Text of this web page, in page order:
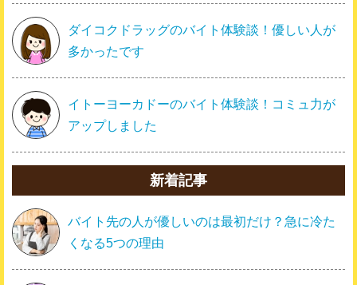
ダイコクドラッグのバイト体験談！優しい人が
多かったです
イトーヨーカドーのバイト体験談！コミュ力が
アップしました
新着記事
バイト先の人が優しいのは最初だけ？急に冷た
くなる5つの理由